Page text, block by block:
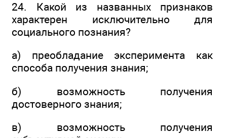
24. Какой из названных признаков
характерен исключительно для
социального познания?
а) преобладание эксперимента как
способа получения знания;
б) возможность получения
достоверного знания;
в) возможность получения